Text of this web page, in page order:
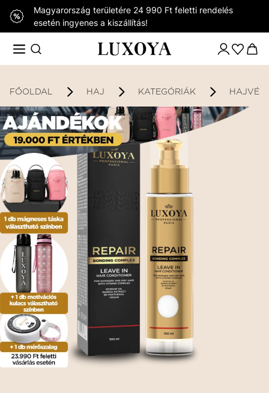
Magyarország területére 24 990 Ft feletti rendelés
esetén ingyenes a kiszállítás!
FŐOLDAL HAJ KATEGÓRIÁK